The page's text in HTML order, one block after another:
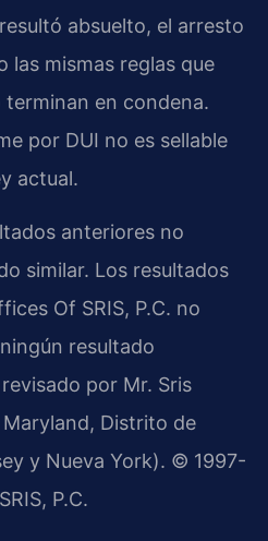
absuelto, el arresto
las mismas reglas que
en condena.
por DUI no es sellable
actual.
anteriores no
similar. Los resultados
Of SRIS, P.C. no
resultado
por Mr. Sris
Distrito de
y Nueva York). © 1997-
P.C.